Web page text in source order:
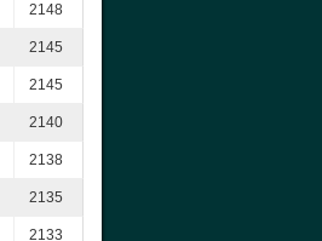
2148
2145
2145
2140
2138
2135
2133